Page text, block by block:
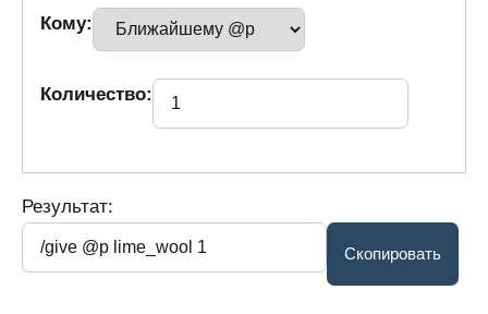
Кому:
Количество:
Результат: